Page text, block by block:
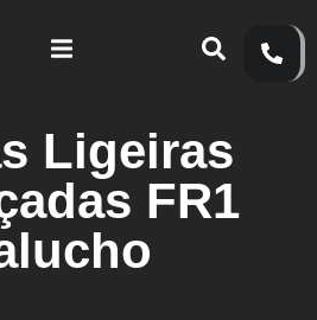
Ligeiras
FR1